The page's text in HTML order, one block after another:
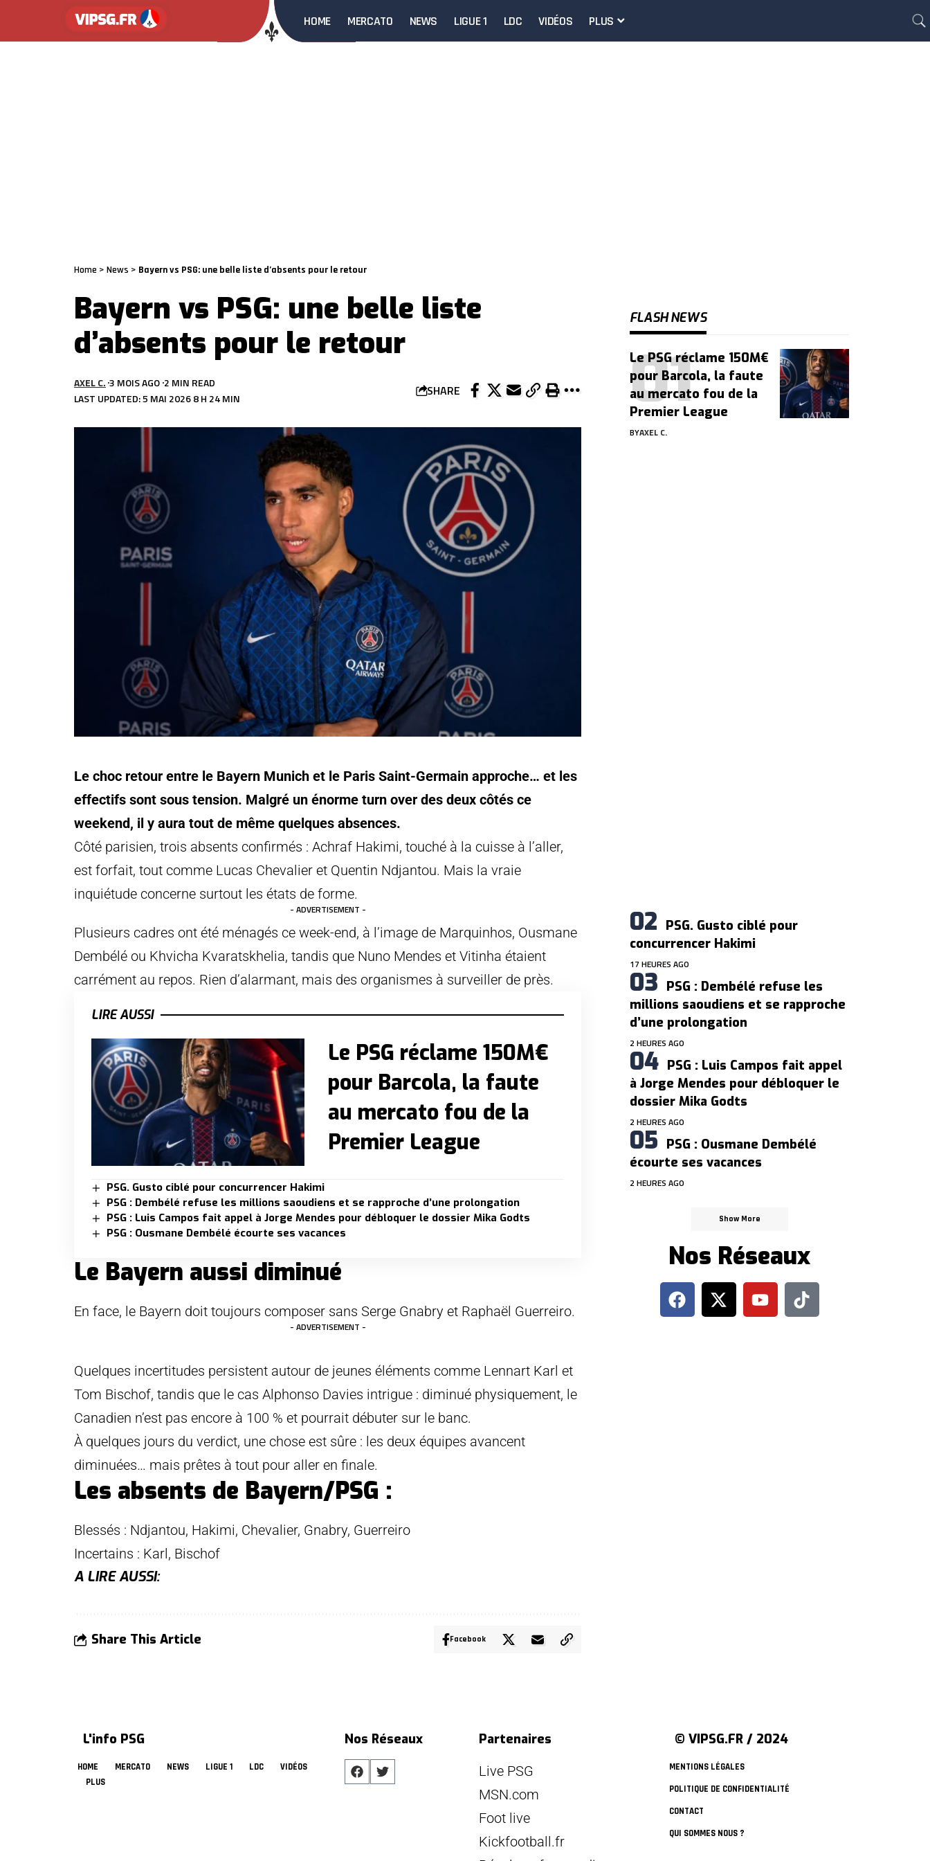
HOME MERCATO NEWS LIGUE 1 LDC VIDÉOS PLUS
Home > News > Bayern vs PSG: une belle liste d’absents pour le retour
Bayern vs PSG: une belle liste
d’absents pour le retour
LAST UPDATED: 5 MAI 2026 8 H 24 MIN
AXEL C. 3 MOIS AGO 2 MIN READ SHARE
Le choc retour entre le Bayern Munich et le Paris Saint-Germain approche… et les
effectifs sont sous tension. Malgré un énorme turn over des deux côtés ce
weekend, il y aura tout de même quelques absences.
Côté parisien, trois absents confirmés : Achraf Hakimi, touché à la cuisse à l’aller,
est forfait, tout comme Lucas Chevalier et Quentin Ndjantou. Mais la vraie
inquiétude concerne surtout les états de forme.
- ADVERTISEMENT -
Plusieurs cadres ont été ménagés ce week-end, à l’image de Marquinhos, Ousmane
Dembélé ou Khvicha Kvaratskhelia, tandis que Nuno Mendes et Vitinha étaient
carrément au repos. Rien d’alarmant, mais des organismes à surveiller de près.
LIRE AUSSI
Le PSG réclame 150M€
pour Barcola, la faute
au mercato fou de la
Premier League
PSG. Gusto ciblé pour concurrencer Hakimi
PSG : Dembélé refuse les millions saoudiens et se rapproche d’une prolongation
PSG : Luis Campos fait appel à Jorge Mendes pour débloquer le dossier Mika Godts
PSG : Ousmane Dembélé écourte ses vacances
Le Bayern aussi diminué
En face, le Bayern doit toujours composer sans Serge Gnabry et Raphaël Guerreiro.
- ADVERTISEMENT -
Quelques incertitudes persistent autour de jeunes éléments comme Lennart Karl et
Tom Bischof, tandis que le cas Alphonso Davies intrigue : diminué physiquement, le
Canadien n’est pas encore à 100 % et pourrait débuter sur le banc.
À quelques jours du verdict, une chose est sûre : les deux équipes avancent
diminuées… mais prêtes à tout pour aller en finale.
Les absents de Bayern/PSG :
Blessés : Ndjantou, Hakimi, Chevalier, Gnabry, Guerreiro
Incertains : Karl, Bischof
A LIRE AUSSI:
Share This Article Facebook
FLASH NEWS
Le PSG réclame 150M€
pour Barcola, la faute
au mercato fou de la
Premier League
BYAXEL C.
PSG. Gusto ciblé pour
concurrencer Hakimi
17 HEURES AGO
PSG : Dembélé refuse les
millions saoudiens et se rapproche
d’une prolongation
2 HEURES AGO
PSG : Luis Campos fait appel
à Jorge Mendes pour débloquer le
dossier Mika Godts
2 HEURES AGO
PSG : Ousmane Dembélé
écourte ses vacances
2 HEURES AGO
Show More
Nos Réseaux
L'info PSG
HOME MERCATO NEWS LIGUE 1 LDC
VIDÉOS
PLUS
Nos Réseaux
Partenaires
Live PSG
MSN.com
Foot live
Kickfootball.fr
© VIPSG.FR / 2024
MENTIONS LÉGALES
POLITIQUE DE CONFIDENTIALITÉ
CONTACT
QUI SOMMES NOUS ?